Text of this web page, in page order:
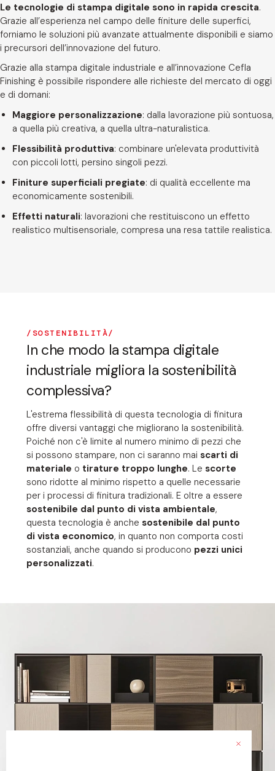
Le tecnologie di stampa digitale sono in rapida crescita.
Grazie all’esperienza nel campo delle finiture delle superfici,
forniamo le soluzioni più avanzate attualmente disponibili e siamo
i precursori dell’innovazione del futuro.
Grazie alla stampa digitale industriale e all’innovazione Cefla
Finishing è possibile rispondere alle richieste del mercato di oggi
e di domani:
Maggiore personalizzazione: dalla lavorazione più sontuosa,
a quella più creativa, a quella ultra-naturalistica.
Flessibilità produttiva: combinare un'elevata produttività
con piccoli lotti, persino singoli pezzi.
Finiture superficiali pregiate: di qualità eccellente ma
economicamente sostenibili.
Effetti naturali: lavorazioni che restituiscono un effetto
realistico multisensoriale, compresa una resa tattile realistica.
SOSTENIBILITÀ
In che modo la stampa digitale
industriale migliora la sostenibilità
complessiva?
L'estrema flessibilità di questa tecnologia di finitura
offre diversi vantaggi che migliorano la sostenibilità.
Poiché non c'è limite al numero minimo di pezzi che
si possono stampare, non ci saranno maiscarti di
materiale o tirature troppo lunghe. Lescorte
sono ridotte al minimo rispetto a quelle necessarie
per i processi di finitura tradizionali. E oltre a essere
sostenibile dal punto di vista ambientale,
questa tecnologia è anchesostenibile dal punto
di vista economico, in quanto non comporta costi
sostanziali, anche quando si producono pezzi unici
personalizzati.